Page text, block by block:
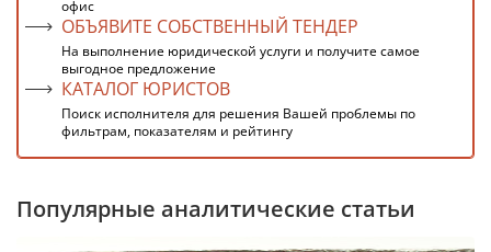
офис
ОБЪЯВИТЕ СОБСТВЕННЫЙ ТЕНДЕР
На выполнение юридической услуги и получите самое
выгодное предложение
КАТАЛОГ ЮРИСТОВ
Поиск исполнителя для решения Вашей проблемы по
фильтрам, показателям и рейтингу
Популярные аналитические статьи